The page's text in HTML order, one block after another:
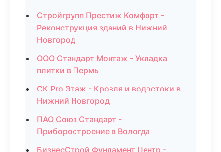
Стройгрупп Престиж Комфорт -
Реконструкция зданий в Нижний
Новгород
ООО Стандарт Монтаж - Укладка
плитки в Пермь
СК Pro Этаж - Кровля и водостоки в
Нижний Новгород
ПАО Союз Стандарт -
Приборостроение в Вологда
БизнесСтрой Фундамент Центр -